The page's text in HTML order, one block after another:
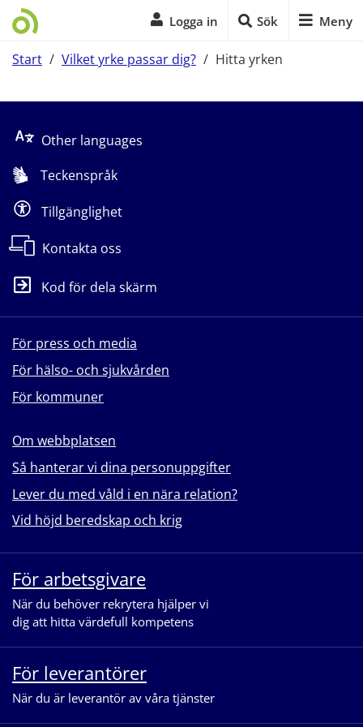
Logga in Sök Meny
Start / Vilket yrke passar dig? / Hitta yrken
Other languages
Teckenspråk
Tillgänglighet
Kontakta oss
Kod för dela skärm
För press och media
För hälso- och sjukvården
För kommuner
Om webbplatsen
Så hanterar vi dina personuppgifter
Lever du med våld i en nära relation?
Vid höjd beredskap och krig
För arbetsgivare
När du behöver rekrytera hjälper vi
dig att hitta värdefull kompetens
För leverantörer
När du är leverantör av våra tjänster